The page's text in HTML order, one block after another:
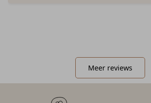
Meer reviews